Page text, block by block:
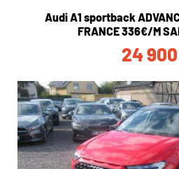
Audi A1 sportback
FRANCE 336€/M
24 900